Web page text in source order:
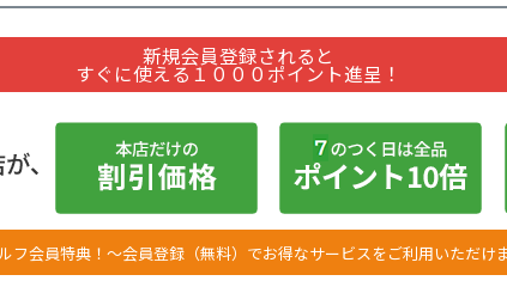
新規会員登録されると
すぐに使える１０００ポイント進呈！
フ会員特典！ ～会員登録（無料）でお得なサービスをご利用いただけ